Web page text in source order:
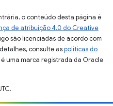
o conteúdo desta página é
de atribuição 4.0 do Creative
são licenciadas de acordo com
consulte aspolíticas do
é uma marca registrada da Oracle